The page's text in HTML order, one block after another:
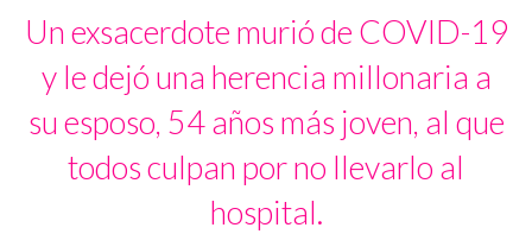
Un exsacerdote murió de COVID-19
y le dejó una herencia millonaria a
su esposo, 54 años más joven, al que
todos culpan por no llevarlo al
hospital.